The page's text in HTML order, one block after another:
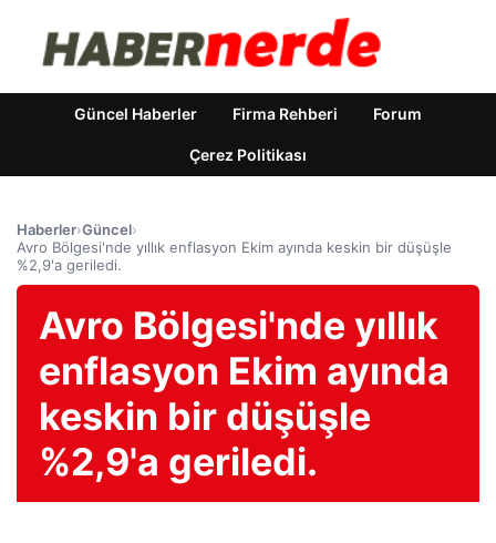
Güncel Haberler Firma Rehberi Forum
Çerez Politikası
Haberler›Güncel›
Avro Bölgesi'nde yıllık enflasyon Ekim ayında keskin bir düşüşle
%2,9'a geriledi.
Avro Bölgesi'nde yıllık
enflasyon Ekim ayında
keskin bir düşüşle
%2,9'a geriledi.